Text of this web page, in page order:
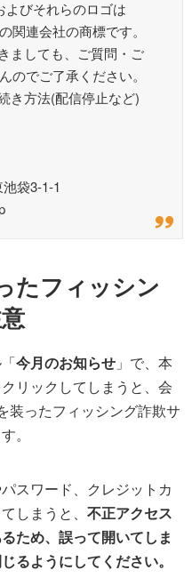
よびそれらのロゴは
関連会社の商標です。
ましても、ご質問・ご
のでご了承ください。
き方法(配信停止など)
袋3-1-1
たフィッシン
今月のお知らせ 」で、本
リックしてしまうと、会
装ったフィッシング詐欺サ
。
スワード、クレジットカ
しまうと、 不正アクセス
ため、誤って開いてしま
るようにしてください。